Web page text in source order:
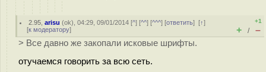
2.95 ,arisu (ok), 04:29, 09/01/2014 [^] [^^] [^^^] [ответить][↑]
[к модератору]
+1
+ / –
> Все давно же закопали исковые шрифты.
отучаемся говорить за всю сеть.